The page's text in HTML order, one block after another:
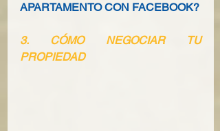
APARTAMENTO CON FACEBOOK?
3. CÓMO NEGOCIAR TU
PROPIEDAD